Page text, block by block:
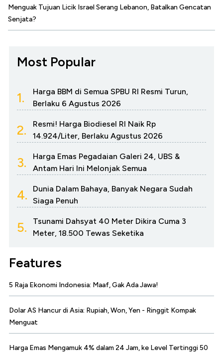
Menguak Tujuan Licik Israel Serang Lebanon, Batalkan Gencatan
Senjata?
Most Popular
1.
Harga BBM di Semua SPBU RI Resmi Turun,
Berlaku 6 Agustus 2026
2.
Resmi! Harga Biodiesel RI Naik Rp
14.924/Liter, Berlaku Agustus 2026
3.
Harga Emas Pegadaian Galeri 24, UBS &
Antam Hari Ini Melonjak Semua
4.
Dunia Dalam Bahaya, Banyak Negara Sudah
Siaga Penuh
5.
Tsunami Dahsyat 40 Meter Dikira Cuma 3
Meter, 18.500 Tewas Seketika
Features
5 Raja Ekonomi Indonesia: Maaf, Gak Ada Jawa!
Dolar AS Hancur di Asia: Rupiah, Won, Yen - Ringgit Kompak
Menguat
Harga Emas Mengamuk 4% dalam 24 Jam, ke Level Tertinggi 50